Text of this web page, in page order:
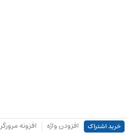
خرید اشتراک افزودن واژه افزونه مرورگر